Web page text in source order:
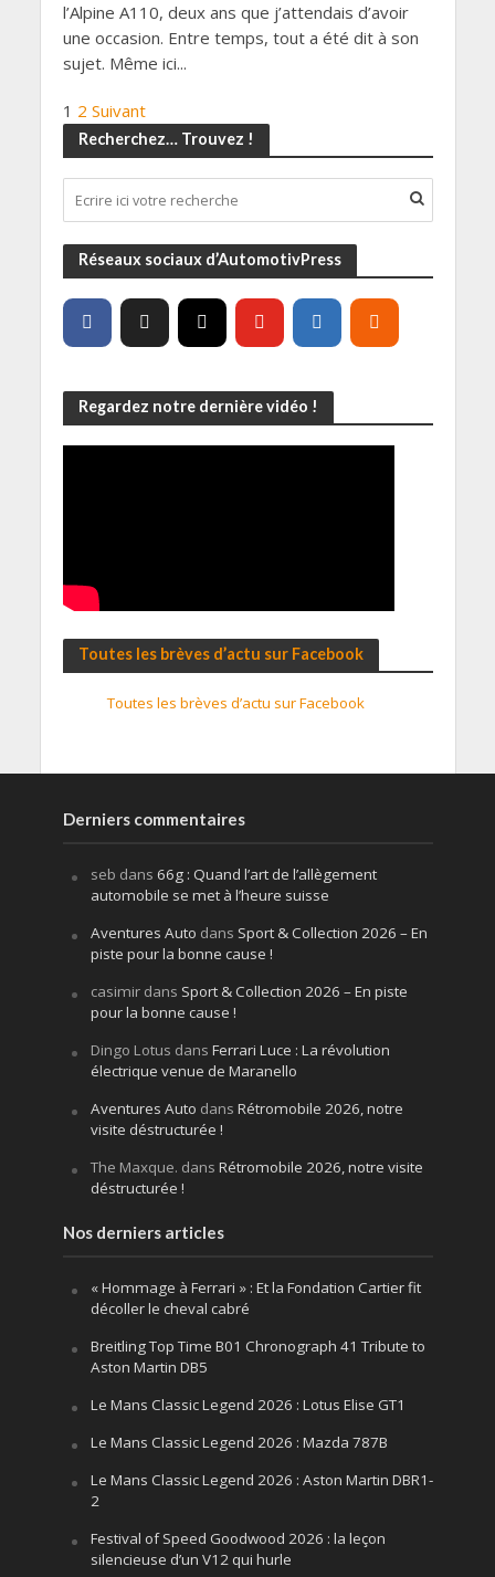
l’Alpine A110, deux ans que j’attendais d’avoir
une occasion. Entre temps, tout a été dit à son
sujet. Même ici...
1 2 Suivant
Recherchez… Trouvez !
Réseaux sociaux d’AutomotivPress
Regardez notre dernière vidéo !
Toutes les brèves d’actu sur Facebook
Toutes les brèves d’actu sur Facebook
Derniers commentaires
seb dans 66g : Quand l’art de l’allègement
automobile se met à l’heure suisse
Aventures Auto dans Sport & Collection 2026 – En
piste pour la bonne cause !
casimirdans Sport & Collection 2026 – En piste
pour la bonne cause !
Dingo Lotus dans Ferrari Luce : La révolution
électrique venue de Maranello
Aventures Auto dans Rétromobile 2026, notre
visite déstructurée !
The Maxque. dans Rétromobile 2026, notre visite
déstructurée !
Nos derniers articles
« Hommage à Ferrari » : Et la Fondation Cartier fit
décoller le cheval cabré
Breitling Top Time B01 Chronograph 41 Tribute to
Aston Martin DB5
Le Mans Classic Legend 2026 : Lotus Elise GT1
Le Mans Classic Legend 2026 : Mazda 787B
Le Mans Classic Legend 2026 : Aston Martin DBR1-
2
Festival of Speed Goodwood 2026 : la leçon
silencieuse d’un V12 qui hurle